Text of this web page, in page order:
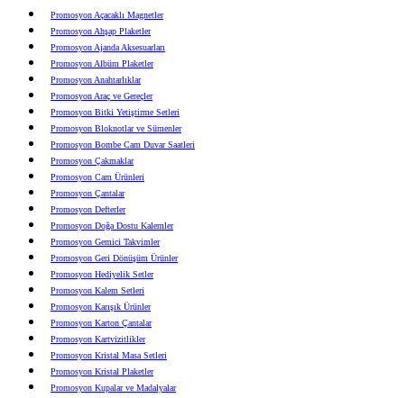
Promosyon Açacaklı Magnetler
Promosyon Ahşap Plaketler
Promosyon Ajanda Aksesuarları
Promosyon Albüm Plaketler
Promosyon Anahtarlıklar
Promosyon Araç ve Gereçler
Promosyon Bitki Yetiştirme Setleri
Promosyon Bloknotlar ve Sümenler
Promosyon Bombe Cam Duvar Saatleri
Promosyon Çakmaklar
Promosyon Cam Ürünleri
Promosyon Çantalar
Promosyon Defterler
Promosyon Doğa Dostu Kalemler
Promosyon Gemici Takvimler
Promosyon Geri Dönüşüm Ürünler
Promosyon Hediyelik Setler
Promosyon Kalem Setleri
Promosyon Karışık Ürünler
Promosyon Karton Çantalar
Promosyon Kartvizitlikler
Promosyon Kristal Masa Setleri
Promosyon Kristal Plaketler
Promosyon Kupalar ve Madalyalar